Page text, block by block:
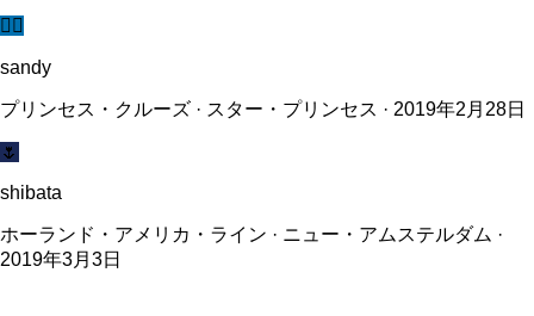
🧜‍♀️
sandy
プリンセス・クルーズ · スター・プリンセス · 2019年2月28日
🌷
shibata
ホーランド・アメリカ・ライン · ニュー・アムステルダム ·
2019年3月3日